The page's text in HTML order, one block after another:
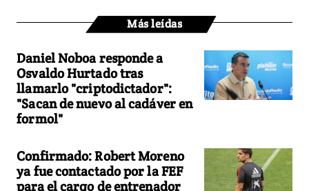
Más leídas
Daniel Noboa responde a
Osvaldo Hurtado tras
llamarlo "criptodictador":
"Sacan de nuevo al cadáver en
formol"
Confirmado: Robert Moreno
ya fue contactado por la FEF
para el cargo de entrenador